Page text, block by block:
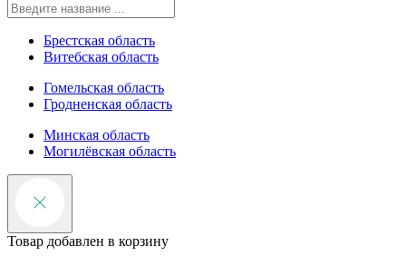
Брестская область
Витебская область
Гомельская область
Гродненская область
Минская область
Могилёвская область
Товар добавлен в корзину